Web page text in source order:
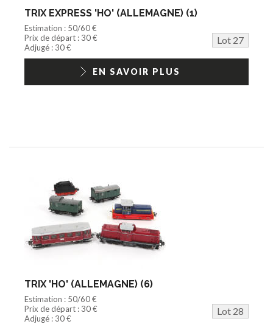
TRIX EXPRESS 'HO' (ALLEMAGNE) (1)
Estimation : 50/60 €
Prix de départ : 30 €
Lot 27
Adjugé : 30 €
EN SAVOIR PLUS
TRIX 'HO' (ALLEMAGNE) (6)
Estimation : 50/60 €
Prix de départ : 30 €
Lot 28
Adjugé : 30 €